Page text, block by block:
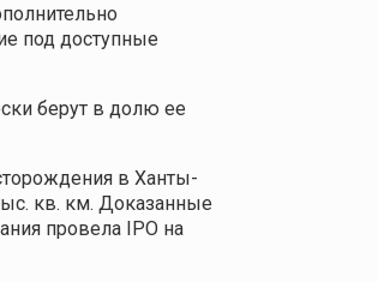
под доступные
берут в долю ее
в Ханты-
кв. км. Доказанные
провела IPO на